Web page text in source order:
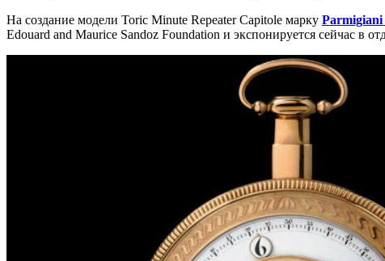
На создание модели Toric Minute Repeater Capitole марку
Edouard and Maurice Sandoz Foundation и экспонируется сейчас в